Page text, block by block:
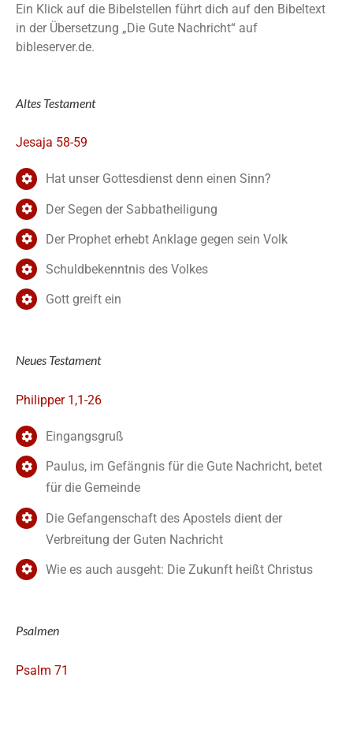
Ein Klick auf die Bibelstellen führt dich auf den Bibeltext
in der Übersetzung „Die Gute Nachricht“ auf
bibleserver.de.
Altes Testament
Jesaja 58-59
Hat unser Gottesdienst denn einen Sinn?
Der Segen der Sabbatheiligung
Der Prophet erhebt Anklage gegen sein Volk
Schuldbekenntnis des Volkes
Gott greift ein
Neues Testament
Philipper 1,1-26
Eingangsgruß
Paulus, im Gefängnis für die Gute Nachricht, betet
für die Gemeinde
Die Gefangenschaft des Apostels dient der
Verbreitung der Guten Nachricht
Wie es auch ausgeht: Die Zukunft heißt Christus
Psalmen
Psalm 71